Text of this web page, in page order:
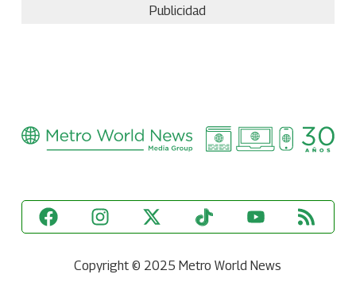
Publicidad
Copyright © 2025 Metro World News